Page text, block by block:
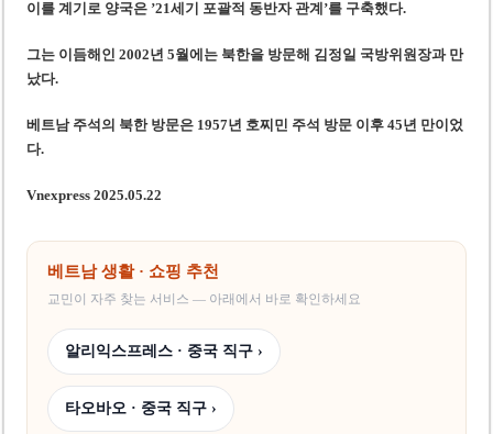
이를 계기로 양국은 ’21세기 포괄적 동반자 관계’를 구축했다.
그는 이듬해인 2002년 5월에는 북한을 방문해 김정일 국방위원장과 만
났다.
베트남 주석의 북한 방문은 1957년 호찌민 주석 방문 이후 45년 만이었
다.
Vnexpress 2025.05.22
베트남 생활 · 쇼핑 추천
교민이 자주 찾는 서비스 — 아래에서 바로 확인하세요
알리익스프레스 · 중국 직구 ›
타오바오 · 중국 직구 ›